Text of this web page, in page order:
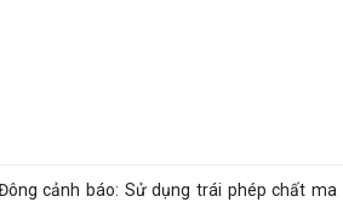
cảnh báo: Sử dụng trái phép chất ma